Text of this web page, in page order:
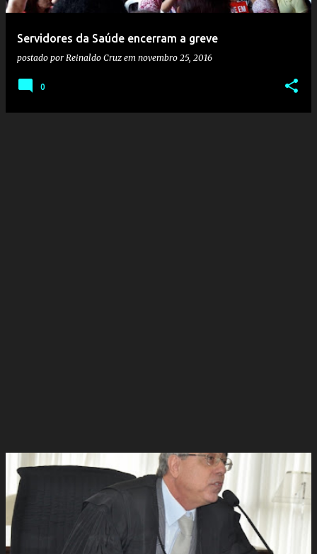
Servidores da Saúde encerram a greve
postado por Reinaldo Cruz em novembro 25, 2016
0